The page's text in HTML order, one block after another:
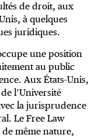
de droit, aux
à quelques
juridiques.
une position
au public
Aux États-Unis,
l’Université
la jurisprudence
Le Free Law
même nature,